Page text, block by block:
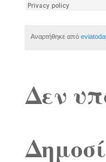
Αναρτήθηκε από
Δεν